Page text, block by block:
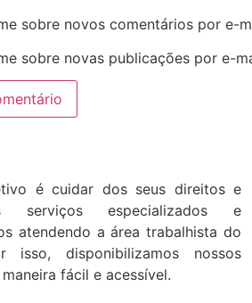
sobre novos comentários por e-
sobre novas publicações por e-
é cuidar dos seus direitos e
serviços especializados e
atendendo a área trabalhista do
isso, disponibilizamos nossos
fácil e acessível.